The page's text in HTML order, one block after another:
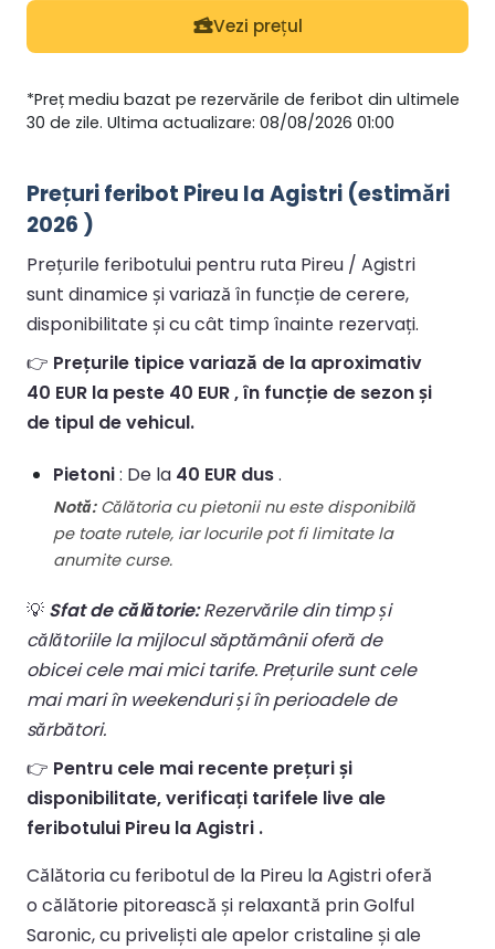
Vezi prețul
*Preț mediu bazat pe rezervările de feribot din ultimele
30 de zile. Ultima actualizare: 08/08/2026 01:00
Prețuri feribot Pireu la Agistri (estimări
2026 )
Prețurile feribotului pentru ruta Pireu / Agistri
sunt dinamice și variază în funcție de cerere,
disponibilitate și cu cât timp înainte rezervați.
👉 Prețurile tipice variază de la aproximativ
40 EUR la peste 40 EUR , în funcție de sezon și
de tipul de vehicul.
Pietoni: De la 40 EUR dus.
Notă:Călătoria cu pietonii nu este disponibilă
pe toate rutele, iar locurile pot fi limitate la
anumite curse.
💡 Sfat de călătorie:Rezervările din timp și
călătoriile la mijlocul săptămânii oferă de
obicei cele mai mici tarife. Prețurile sunt cele
mai mari în weekenduri și în perioadele de
sărbători.
👉 Pentru cele mai recente prețuri și
disponibilitate, verificați tarifele live ale
feribotului Pireu la Agistri .
Călătoria cu feribotul de la Pireu la Agistri oferă
o călătorie pitorească și relaxantă prin Golful
Saronic, cu priveliști ale apelor cristaline și ale